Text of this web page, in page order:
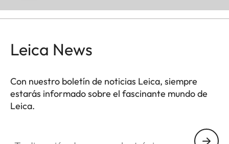
Leica News
Con nuestro boletín de noticias Leica, siempre
estarás informado sobre el fascinante mundo de
Leica.